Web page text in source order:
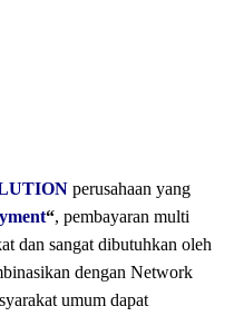
perusahaan yang
“, pembayaran multi
dan sangat dibutuhkan oleh
dengan Network
umum dapat